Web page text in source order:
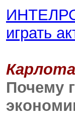
играть
Почему